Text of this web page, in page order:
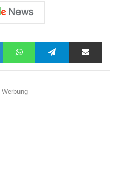
LinkedInWhatsAppTelegramTeilen via E-Mail